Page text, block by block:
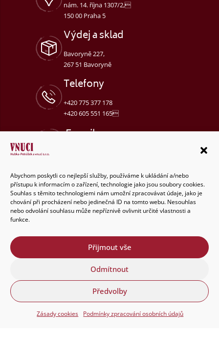
Abychom poskytli co nejlepší služby, používáme k ukládání a/nebo
přístupu k informacím o zařízení, technologie jako jsou soubory cookies.
Souhlas s těmito technologiemi nám umožní zpracovávat údaje, jako je
chování při procházení nebo jedinečná ID na tomto webu. Nesouhlas
nebo odvolání souhlasu může nepříznivě ovlivnit určité vlastnosti a
funkce.
Přijmout vše
Odmítnout
Předvolby
Zásady cookies Podmínky zpracování osobních údajů
nám. 14. října 1307/2,
150 00 Praha 5
Výdej a sklad
Bavoryně 227,
267 51 Bavoryně
Telefony
+420 775 377 178
+420 605 551 165
E-mail
Rozumíme potravinám
Co děláme•Zprávy